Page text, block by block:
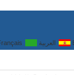
العربية